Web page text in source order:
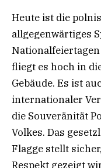
Heute ist die
allgegenwärtiges
fliegt es hoch in
Gebäude. Es ist
internationaler
die Souveränität
Volkes. Das
Flagge stellt
Respekt gezeigt